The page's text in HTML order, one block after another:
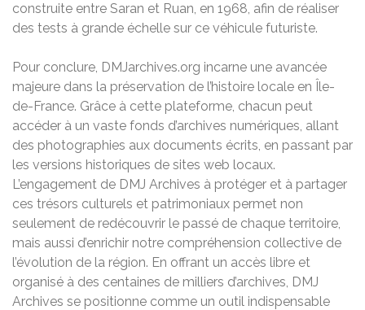
construite entre Saran et Ruan, en 1968, afin de réaliser
des tests à grande échelle sur ce véhicule futuriste.
Pour conclure, DMJarchives.org incarne une avancée
majeure dans la préservation de l’histoire locale en Île-
de-France. Grâce à cette plateforme, chacun peut
accéder à un vaste fonds d’archives numériques, allant
des photographies aux documents écrits, en passant par
les versions historiques de sites web locaux.
L’engagement de DMJ Archives à protéger et à partager
ces trésors culturels et patrimoniaux permet non
seulement de redécouvrir le passé de chaque territoire,
mais aussi d’enrichir notre compréhension collective de
l’évolution de la région. En offrant un accès libre et
organisé à des centaines de milliers d’archives, DMJ
Archives se positionne comme un outil indispensable